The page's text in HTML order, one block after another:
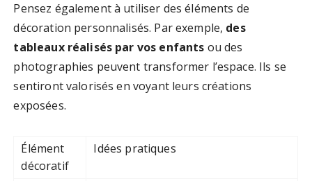
Pensez également à utiliser des éléments de
décoration personnalisés. Par exemple, des
tableaux réalisés par vos enfants ou des
photographies peuvent transformer l’espace. Ils se
sentiront valorisés en voyant leurs créations
exposées.
Élément
décoratif
Idées pratiques